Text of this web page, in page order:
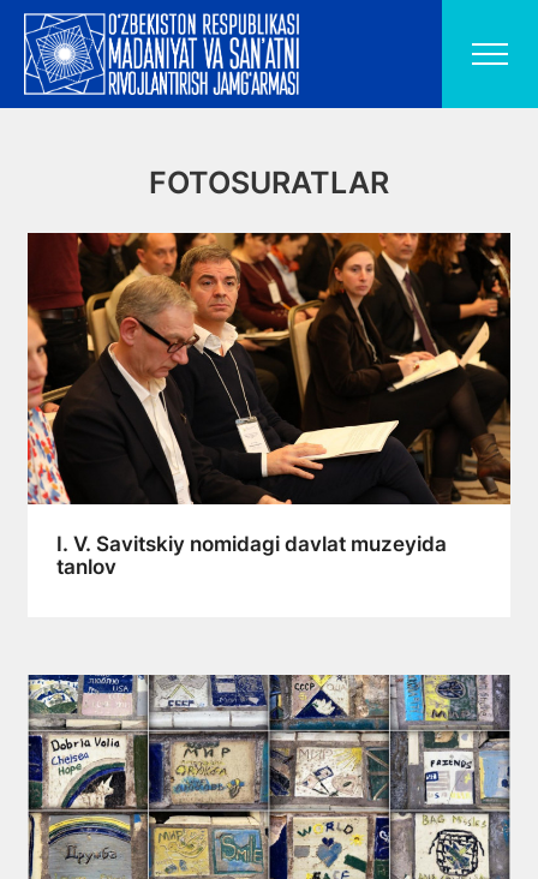
FOTOSURATLAR
I. V. Savitskiy nomidagi davlat muzeyida
tanlov